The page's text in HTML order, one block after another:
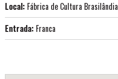
Local: Fábrica de Cultura Brasilândia
Entrada: Franca